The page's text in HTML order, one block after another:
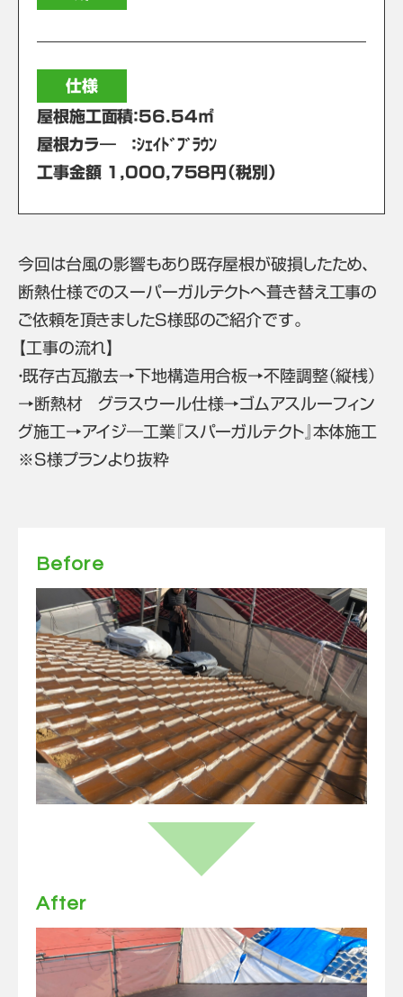
仕様
屋根施工面積：56.54㎡
屋根カラ― ：ｼｪｲﾄﾞﾌﾞﾗｳﾝ
工事金額 1,000,758円（税別）
今回は台風の影響もあり既存屋根が破損したため、
断熱仕様でのスーパーガルテクトへ葺き替え工事の
ご依頼を頂きましたS様邸のご紹介です。
【工事の流れ】
・既存古瓦撤去→下地構造用合板→不陸調整（縦桟）
→断熱材 グラスウール仕様→ゴムアスルーフィン
グ施工→アイジ―工業『スパーガルテクト』本体施工
※S様プランより抜粋
Before
After